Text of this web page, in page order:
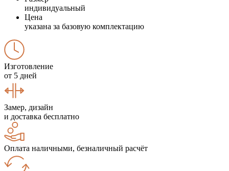
индивидуальный
Цена
указана за базовую комплектацию
Изготовление
от 5 дней
Замер, дизайн
и доставка бесплатно
Оплата наличными, безналичный расчёт